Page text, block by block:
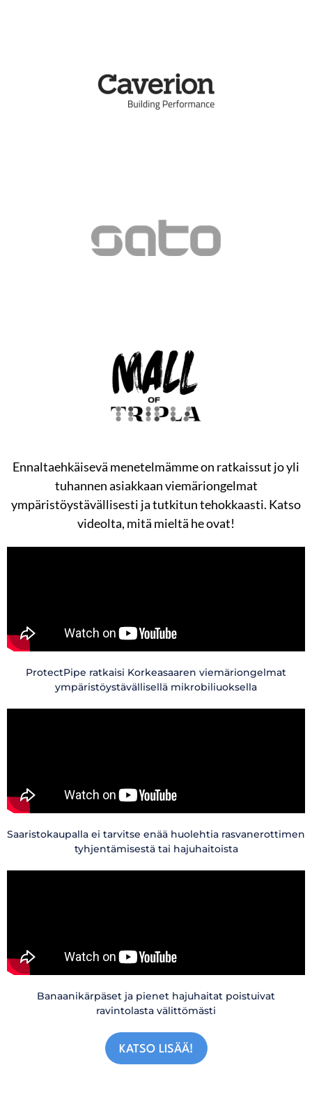
Ennaltaehkäisevä menetelmämme on ratkaissut jo yli
tuhannen asiakkaan viemäriongelmat
ympäristöystävällisesti ja tutkitun tehokkaasti. Katso
videolta, mitä mieltä he ovat!
ProtectPipe ratkaisi Korkeasaaren viemäriongelmat
ympäristöystävällisellä mikrobiliuoksella
Saaristokaupalla ei tarvitse enää huolehtia rasvanerottimen
tyhjentämisestä tai hajuhaitoista
Banaanikärpäset ja pienet hajuhaitat poistuivat
ravintolasta välittömästi
KATSO LISÄÄ!